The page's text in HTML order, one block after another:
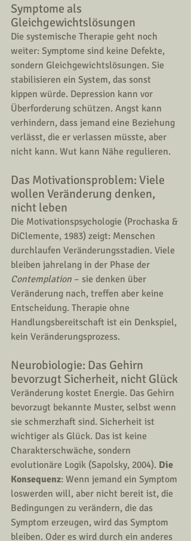
Symptome als
Gleichgewichtslösungen
Die systemische Therapie geht noch
weiter: Symptome sind keine Defekte,
sondern Gleichgewichtslösungen. Sie
stabilisieren ein System, das sonst
kippen würde. Depression kann vor
Überforderung schützen. Angst kann
verhindern, dass jemand eine Beziehung
verlässt, die er verlassen müsste, aber
nicht kann. Wut kann Nähe regulieren.
Das Motivationsproblem: Viele
wollen Veränderung denken,
nicht leben
Die Motivationspsychologie (Prochaska &
DiClemente, 1983) zeigt: Menschen
durchlaufen Veränderungsstadien. Viele
bleiben jahrelang in der Phase der
Contemplation – sie denken über
Veränderung nach, treffen aber keine
Entscheidung. Therapie ohne
Handlungsbereitschaft ist ein Denkspiel,
kein Veränderungsprozess.
Neurobiologie: Das Gehirn
bevorzugt Sicherheit, nicht Glück
Veränderung kostet Energie. Das Gehirn
bevorzugt bekannte Muster, selbst wenn
sie schmerzhaft sind. Sicherheit ist
wichtiger als Glück. Das ist keine
Charakterschwäche, sondern
evolutionäre Logik (Sapolsky, 2004). Die
Konsequenz: Wenn jemand ein Symptom
loswerden will, aber nicht bereit ist, die
Bedingungen zu verändern, die das
Symptom erzeugen, wird das Symptom
bleiben. Oder es wird durch ein anderes